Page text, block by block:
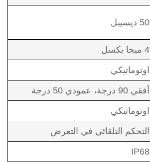
50 ديسيبل
4 ميجا بكسل
اوتوماتيكي
أفقي 90 درجة، عمودي 50 درجة
اوتوماتيكي
التحكم التلقائي في التعرض
IP68